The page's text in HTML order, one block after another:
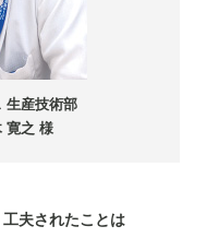
生産技術部
寛之 様
夫されたことは